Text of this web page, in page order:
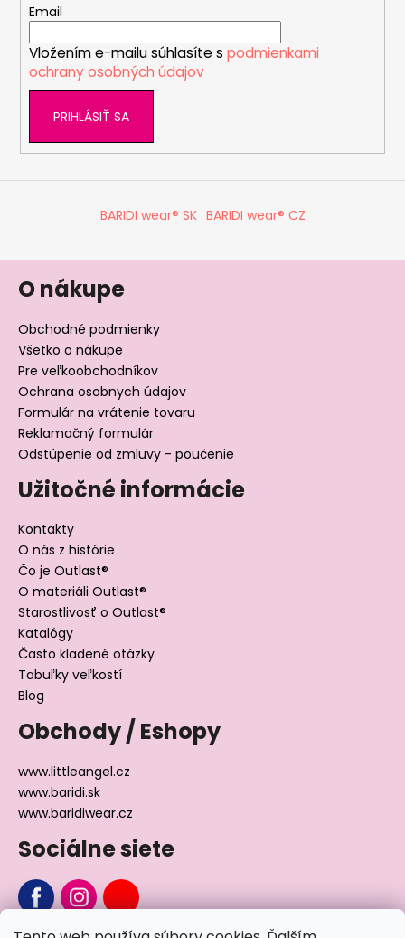
i
e
p
r
v
ý
i
u
Email
Vložením e-mailu súhlasíte s podmienkami
ochrany osobných údajov
PRIHLÁSIŤ SA
BARIDI wear® SK BARIDI wear® CZ
O nákupe
Obchodné podmienky
Všetko o nákupe
Pre veľkoobchodníkov
Ochrana osobnych údajov
Formulár na vrátenie tovaru
Reklamačný formulár
Odstúpenie od zmluvy - poučenie
Užitočné informácie
Kontakty
O nás z histórie
Čo je Outlast®
O materiáli Outlast®
Starostlivosť o Outlast®
Katalógy
Často kladené otázky
Tabuľky veľkostí
Blog
Obchody / Eshopy
www.littleangel.cz
www.baridi.sk
www.baridiwear.cz
Sociálne siete